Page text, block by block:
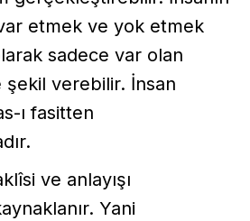
etmek ve yok etmek
sadece var olan
şekil verebilir. İnsan
ı fasitten
ve anlayışı
Yani